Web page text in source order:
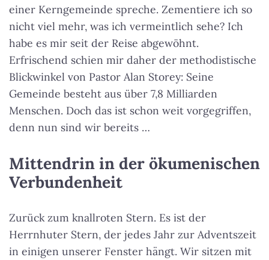
einer Kerngemeinde spreche. Zementiere ich so
nicht viel mehr, was ich vermeintlich sehe? Ich
habe es mir seit der Reise abgewöhnt.
Erfrischend schien mir daher der methodistische
Blickwinkel von Pastor Alan Storey: Seine
Gemeinde besteht aus über 7,8 Milliarden
Menschen. Doch das ist schon weit vorgegriffen,
denn nun sind wir bereits …
Mittendrin in der ökumenischen
Verbundenheit
Zurück zum knallroten Stern. Es ist der
Herrnhuter Stern, der jedes Jahr zur Adventszeit
in einigen unserer Fenster hängt. Wir sitzen mit